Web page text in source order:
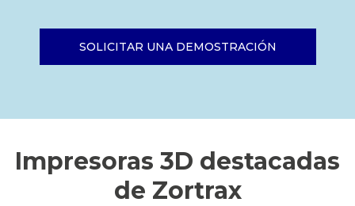
SOLICITAR UNA DEMOSTRACIÓN
Impresoras 3D destacadas
de Zortrax